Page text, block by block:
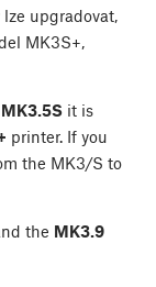
upgradovat,
MK3S+,
MK3.5S it is
printer. If you
the MK3/S to
the MK3.9